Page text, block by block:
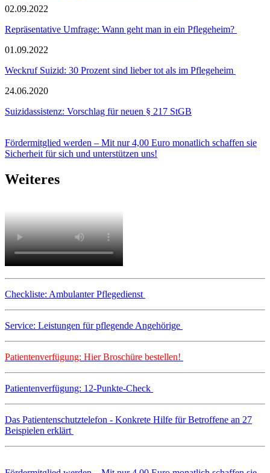
02.09.2022
Repräsentative Umfrage: Wann geht man in ein Pflegeheim?
01.09.2022
Weckruf Suizid: 30 Prozent sind lieber tot als im Pflegeheim
24.06.2020
Suizidassistenz: Vorschlag für neuen § 217 StGB
Fördermitglied werden – Mit nur 4,00 Euro monatlich schaffen sie
Sicherheit für sich und unterstützen uns!
Weiteres
Checkliste: Ambulanter Pflegedienst
Service: Leistungen für pflegende Angehörige
Patientenverfügung: Hier Broschüre bestellen!
Patientenverfügung: 12-Punkte-Check
Das Patientenschutztelefon - Konkrete Hilfe für Betroffene an 27
Beispielen erklärt